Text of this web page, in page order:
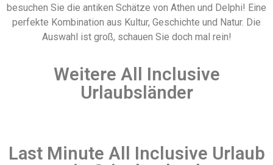
besuchen Sie die antiken Schätze von Athen und Delphi! Eine
perfekte Kombination aus Kultur, Geschichte und Natur. Die
Auswahl ist groß, schauen Sie doch mal rein!
Weitere All Inclusive
Urlaubsländer
Last Minute All Inclusive Urlaub